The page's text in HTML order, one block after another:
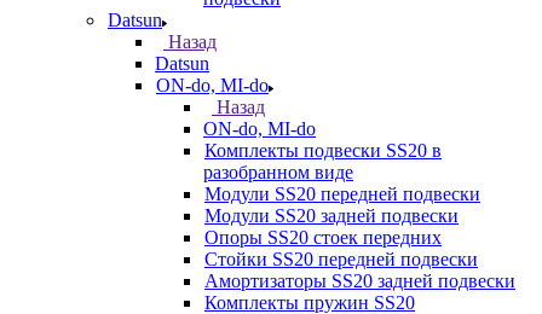
Datsun
Назад
Datsun
ON-do, MI-do
Назад
ON-do, MI-do
Комплекты подвески SS20 в
разобранном виде
Модули SS20 передней подвески
Модули SS20 задней подвески
Опоры SS20 стоек передних
Стойки SS20 передней подвески
Амортизаторы SS20 задней подвески
Комплекты пружин SS20